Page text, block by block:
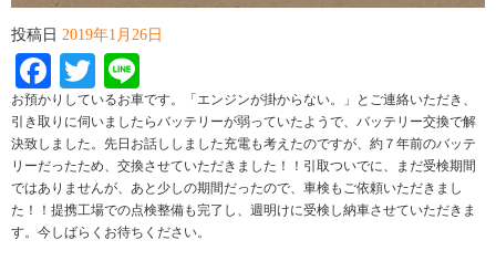
投稿日 2019年1月26日
Facebook
Twitter
お預かりしているお車です。「エンジンが掛からない。」とご連絡いただき、
引き取りに伺いましたらバッテリーが弱っていたようで、バッテリー交換で解
決致しました。先日お話ししました充電も考えたのですが、約７年前のバッテ
リーだったため、交換させていただきました！！引取ついでに、まだ受検期間
ではありませんが、あと少しの期間だったので、車検もご依頼いただきまし
た！！提携工場での点検整備も完了し、週明けに受検し納車させていただきま
す。今しばらくお待ちください。